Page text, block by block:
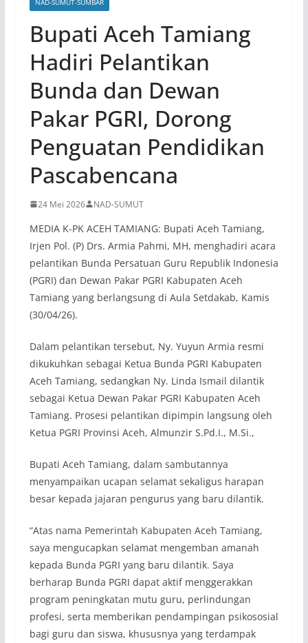
NAD-SUMUT-SUMBAR
Bupati Aceh Tamiang
Hadiri Pelantikan
Bunda dan Dewan
Pakar PGRI, Dorong
Penguatan Pendidikan
Pascabencana
24 Mei 2026 NAD-SUMUT
MEDIA K-PK ACEH TAMIANG: Bupati Aceh Tamiang,
Irjen Pol. (P) Drs. Armia Pahmi, MH, menghadiri acara
pelantikan Bunda Persatuan Guru Republik Indonesia
(PGRI) dan Dewan Pakar PGRI Kabupaten Aceh
Tamiang yang berlangsung di Aula Setdakab, Kamis
(30/04/26).
Dalam pelantikan tersebut, Ny. Yuyun Armia resmi
dikukuhkan sebagai Ketua Bunda PGRI Kabupaten
Aceh Tamiang, sedangkan Ny. Linda Ismail dilantik
sebagai Ketua Dewan Pakar PGRI Kabupaten Aceh
Tamiang. Prosesi pelantikan dipimpin langsung oleh
Ketua PGRI Provinsi Aceh, Almunzir S.Pd.I., M.Si.,
Bupati Aceh Tamiang, dalam sambutannya
menyampaikan ucapan selamat sekaligus harapan
besar kepada jajaran pengurus yang baru dilantik.
“Atas nama Pemerintah Kabupaten Aceh Tamiang,
saya mengucapkan selamat mengemban amanah
kepada Bunda PGRI yang baru dilantik. Saya
berharap Bunda PGRI dapat aktif menggerakkan
program peningkatan mutu guru, perlindungan
profesi, serta memberikan pendampingan psikososial
bagi guru dan siswa, khususnya yang terdampak